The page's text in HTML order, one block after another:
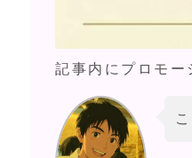
記事内にプロモー